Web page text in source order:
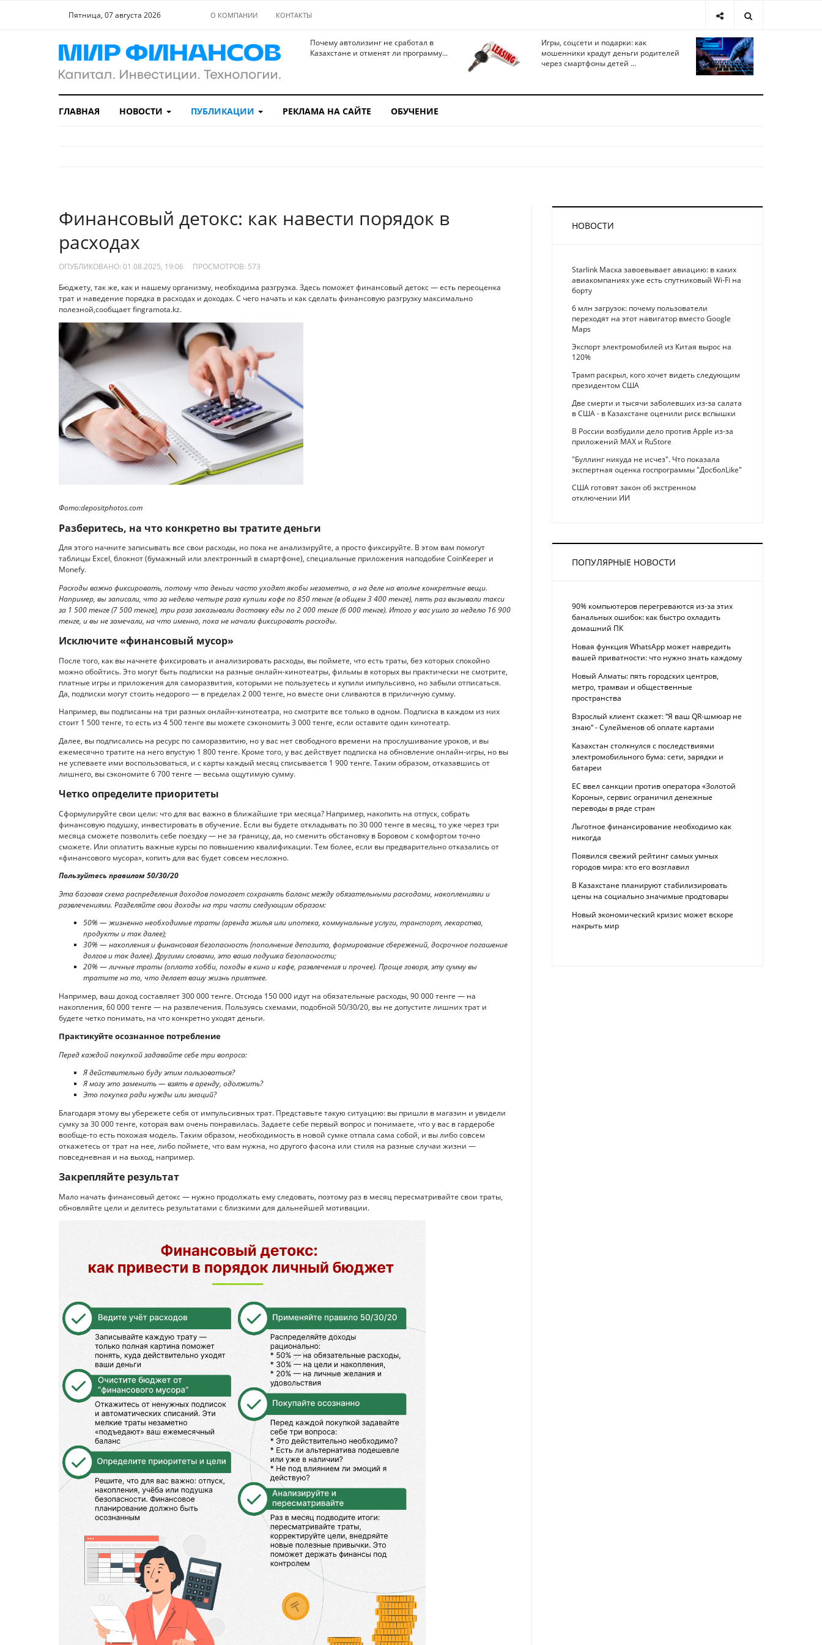
Пятница, 07 августа 2026 О КОМПАНИИ КОНТАКТЫ
Почему автолизинг не сработал в
Казахстане и отменят ли программу...
Игры, соцсети и подарки: как
мошенники крадут деньги родителей
через смартфоны детей ...
ГЛАВНАЯ НОВОСТИ ПУБЛИКАЦИИ РЕКЛАМА НА САЙТЕ ОБУЧЕНИЕ
Финансовый детокс: как навести порядок в
расходах
ОПУБЛИКОВАНО: 01.08.2025, 19:06 ПРОСМОТРОВ: 573
Бюджету, так же, как и нашему организму, необходима разгрузка. Здесь поможет финансовый детокс — есть переоценка
трат и наведение порядка в расходах и доходах. С чего начать и как сделать финансовую разгрузку максимально
полезной,сообщает fingramota.kz.
Фото:depositphotos.com
Разберитесь, на что конкретно вы тратите деньги
Для этого начните записывать все свои расходы, но пока не анализируйте, а просто фиксируйте. В этом вам помогут
таблицы Excel, блокнот (бумажный или электронный в смартфоне), специальные приложения наподобие CoinKeeper и
Monefy.
Расходы важно фиксировать, потому что деньги часто уходят якобы незаметно, а на деле на вполне конкретные вещи.
Например, вы записали, что за неделю четыре раза купили кофе по 850 тенге (в общем 3 400 тенге), пять раз вызывали такси
за 1 500 тенге (7 500 тенге), три раза заказывали доставку еды по 2 000 тенге (6 000 тенге). Итого у вас ушло за неделю 16 900
тенге, и вы не замечали, на что именно, пока не начали фиксировать расходы.
Исключите «финансовый мусор»
После того, как вы начнете фиксировать и анализировать расходы, вы поймете, что есть траты, без которых спокойно
можно обойтись. Это могут быть подписки на разные онлайн-кинотеатры, фильмы в которых вы практически не смотрите,
платные игры и приложения для саморазвития, которыми не пользуетесь и купили импульсивно, но забыли отписаться.
Да, подписки могут стоить недорого — в пределах 2 000 тенге, но вместе они сливаются в приличную сумму.
Например, вы подписаны на три разных онлайн-кинотеатра, но смотрите все только в одном. Подписка в каждом из них
стоит 1 500 тенге, то есть из 4 500 тенге вы можете сэкономить 3 000 тенге, если оставите один кинотеатр.
Далее, вы подписались на ресурс по саморазвитию, но у вас нет свободного времени на прослушивание уроков, и вы
ежемесячно тратите на него впустую 1 800 тенге. Кроме того, у вас действует подписка на обновление онлайн-игры, но вы
не успеваете ими воспользоваться, и с карты каждый месяц списывается 1 900 тенге. Таким образом, отказавшись от
лишнего, вы сэкономите 6 700 тенге — весьма ощутимую сумму.
Четко определите приоритеты
Сформулируйте свои цели: что для вас важно в ближайшие три месяца? Например, накопить на отпуск, собрать
финансовую подушку, инвестировать в обучение. Если вы будете откладывать по 30 000 тенге в месяц, то уже через три
месяца сможете позволить себе поездку — не за границу, да, но сменить обстановку в Боровом с комфортом точно
сможете. Или оплатить важные курсы по повышению квалификации. Тем более, если вы предварительно отказались от
«финансового мусора», копить для вас будет совсем несложно.
Пользуйтесь правилом 50/30/20
Эта базовая схема распределения доходов помогает сохранять баланс между обязательными расходами, накоплениями и
развлечениями. Разделяйте свои доходы на три части следующим образом:
50% — жизненно необходимые траты (аренда жилья или ипотека, коммунальные услуги, транспорт, лекарства,
продукты и так далее);
30% — накопления и финансовая безопасность (пополнение депозита, формирование сбережений, досрочное погашение
долгов и так далее). Другими словами, это ваша подушка безопасности;
20% — личные траты (оплата хобби, походы в кино и кафе, развлечения и прочее). Проще говоря, эту сумму вы
тратите на то, что делает вашу жизнь приятнее.
Например, ваш доход составляет 300 000 тенге. Отсюда 150 000 идут на обязательные расходы, 90 000 тенге — на
накопления, 60 000 тенге — на развлечения. Пользуясь схемами, подобной 50/30/20, вы не допустите лишних трат и
будете четко понимать, на что конкретно уходят деньги.
Практикуйте осознанное потребление
Перед каждой покупкой задавайте себе три вопроса:
Я действительно буду этим пользоваться?
Я могу это заменить — взять в аренду, одолжить?
Это покупка ради нужды или эмоций?
Благодаря этому вы убережете себя от импульсивных трат. Представьте такую ситуацию: вы пришли в магазин и увидели
сумку за 30 000 тенге, которая вам очень понравилась. Задаете себе первый вопрос и понимаете, что у вас в гардеробе
вообще-то есть похожая модель. Таким образом, необходимость в новой сумке отпала сама собой, и вы либо совсем
откажетесь от трат на нее, либо поймете, что вам нужна, но другого фасона или стиля на разные случаи жизни —
повседневная и на выход, например.
Закрепляйте результат
Мало начать финансовый детокс — нужно продолжать ему следовать, поэтому раз в месяц пересматривайте свои траты,
обновляйте цели и делитесь результатами с близкими для дальнейшей мотивации.
НОВОСТИ
Starlink Маска завоевывает авиацию: в каких
авиакомпаниях уже есть спутниковый Wi-Fi на
борту
6 млн загрузок: почему пользователи
переходят на этот навигатор вместо Google
Maps
Экспорт электромобилей из Китая вырос на
120%
Трамп раскрыл, кого хочет видеть следующим
президентом США
Две смерти и тысячи заболевших из-за салата
в США - в Казахстане оценили риск вспышки
В России возбудили дело против Apple из-за
приложений MAX и RuStore
"Буллинг никуда не исчез". Что показала
экспертная оценка госпрограммы "ДосболLike"
США готовят закон об экстренном
отключении ИИ
ПОПУЛЯРНЫЕ НОВОСТИ
90% компьютеров перегреваются из-за этих
банальных ошибок: как быстро охладить
домашний ПК
Новая функция WhatsApp может навредить
вашей приватности: что нужно знать каждому
Новый Алматы: пять городских центров,
метро, трамваи и общественные
пространства
Взрослый клиент скажет: “Я ваш QR-шмюар не
знаю“ - Сулейменов об оплате картами
Казахстан столкнулся с последствиями
электромобильного бума: сети, зарядки и
батареи
ЕС ввел санкции против оператора «Золотой
Короны», сервис ограничил денежные
переводы в ряде стран
Льготное финансирование необходимо как
никогда
Появился свежий рейтинг самых умных
городов мира: кто его возглавил
В Казахстане планируют стабилизировать
цены на социально значимые продтовары
Новый экономический кризис может вскоре
накрыть мир